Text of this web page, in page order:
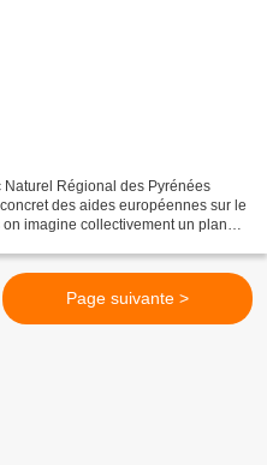
Régional des Pyrénées
des aides européennes sur le
imagine collectivement un plan
Page suivante >